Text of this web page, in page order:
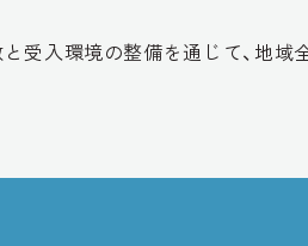
受入環境の整備を通じて、地